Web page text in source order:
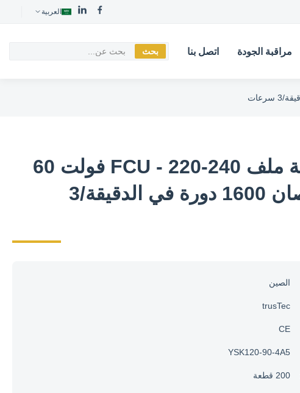
العربية
مراقبة الجودة اتصل بنا بحث
محرك مروحة ملف FCU - 220-240 فولت 60
هرتز 1/8 حصان 1600 دورة في الدقيقة/3
الصين
trusTec
CE
YSK120-90-4A5
200 قطعة